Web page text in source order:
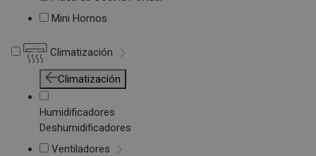
Mini Hornos
Climatización
Climatización
Humidificadores
Deshumidificadores
Ventiladores